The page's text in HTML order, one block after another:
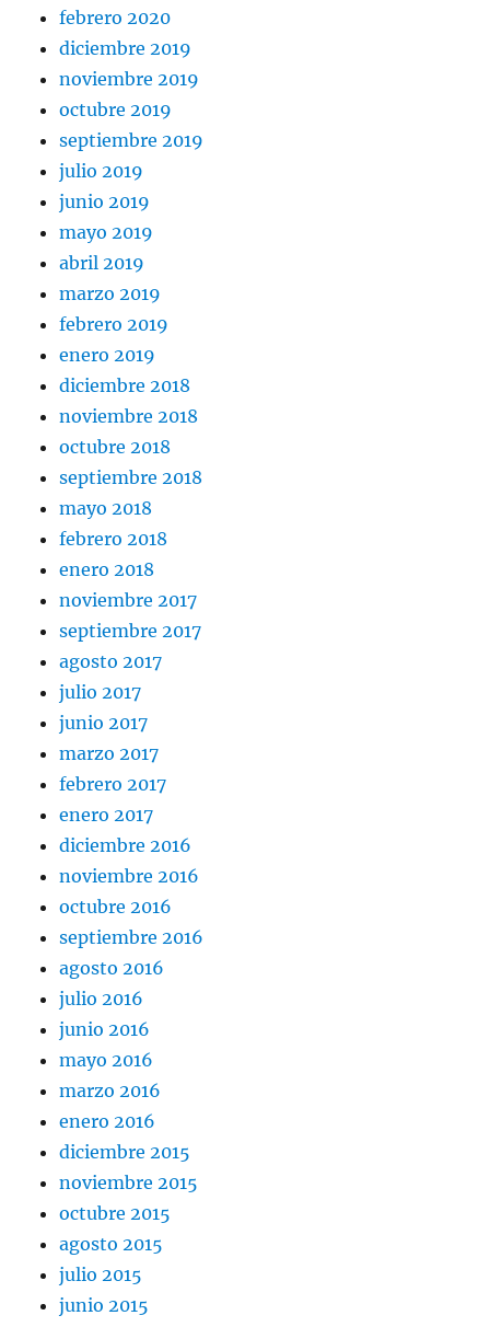
febrero 2020
diciembre 2019
noviembre 2019
octubre 2019
septiembre 2019
julio 2019
junio 2019
mayo 2019
abril 2019
marzo 2019
febrero 2019
enero 2019
diciembre 2018
noviembre 2018
octubre 2018
septiembre 2018
mayo 2018
febrero 2018
enero 2018
noviembre 2017
septiembre 2017
agosto 2017
julio 2017
junio 2017
marzo 2017
febrero 2017
enero 2017
diciembre 2016
noviembre 2016
octubre 2016
septiembre 2016
agosto 2016
julio 2016
junio 2016
mayo 2016
marzo 2016
enero 2016
diciembre 2015
noviembre 2015
octubre 2015
agosto 2015
julio 2015
junio 2015